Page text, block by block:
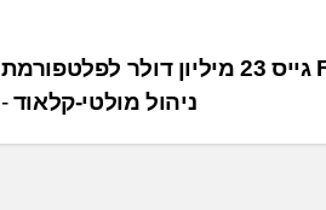
הסטארטאפ Firefly גייס 23 מיליון דולר לפלטפורמת
ניהול מולטי-קלאוד